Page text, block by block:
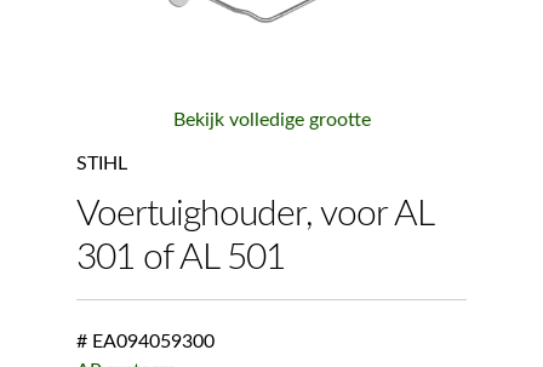
Bekijk volledige grootte
STIHL
Voertuighouder, voor AL
301 of AL 501
# EA094059300